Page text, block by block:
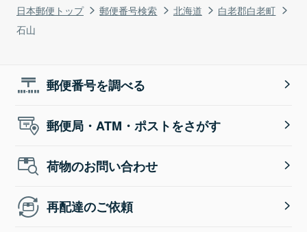
日本郵便トップ 郵便番号検索 北海道
白老郡白老町
石山
郵便番号を調べる
郵便局・ATM・ポストをさがす
荷物のお問い合わせ
再配達のご依頼